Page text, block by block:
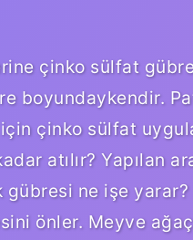
çinko sülfat
boyundaykendir.
çinko sülfat
atılır? Yapılan
ne işe yarar?
önler. Meyve